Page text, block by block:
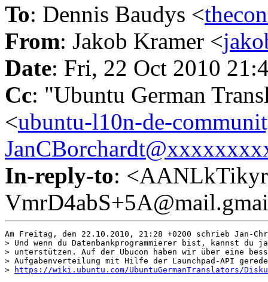
To: Dennis Baudys <
From: Jakob Kramer <
Date: Fri, 22 Oct 2010
Cc: "Ubuntu German
<ubuntu-l10n-de-
In-reply-to:
Am Freitag, den 22.10.2010, 21:28 +0200 schrieb Jan-
> Und wenn du Datenbankprogrammierer bist, kannst
> unterstützen. Auf der Ubucon haben wir über eine
> Aufgabenverteilung mit Hilfe der Launchpad-API
>
https://wiki.ubuntu.com/UbuntuGermanTranslators/